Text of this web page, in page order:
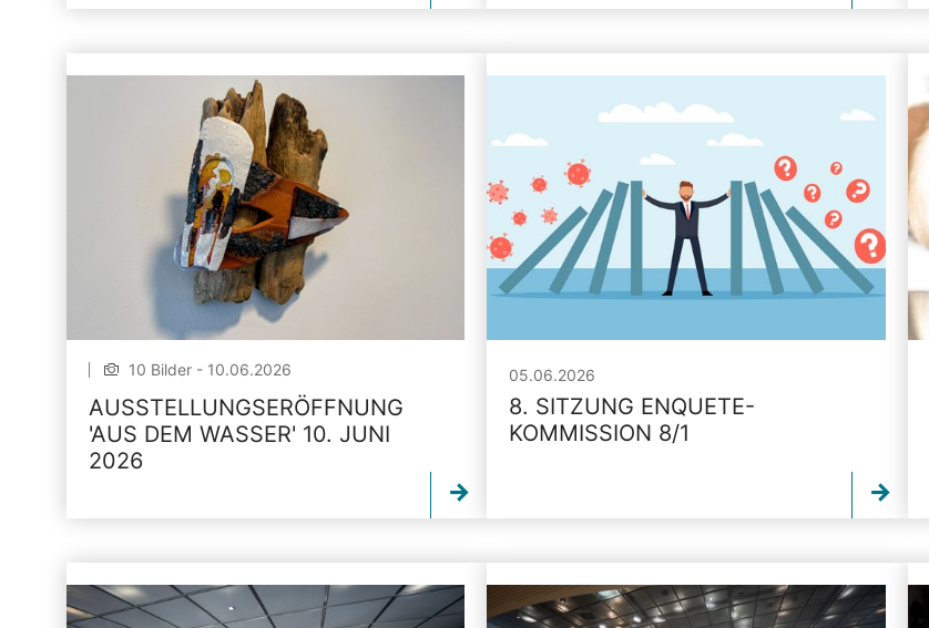
10 Bilder - 10.06.2026
AUSSTELLUNGSERÖFFNUNG
'AUS DEM WASSER' 10. JUNI
2026
05.06.2026
8. SITZUNG ENQUETE-
KOMMISSION 8/1